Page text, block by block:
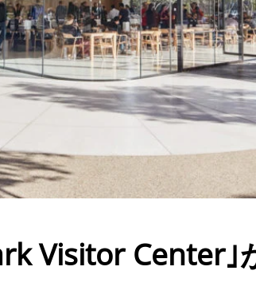
Visitor Center｣